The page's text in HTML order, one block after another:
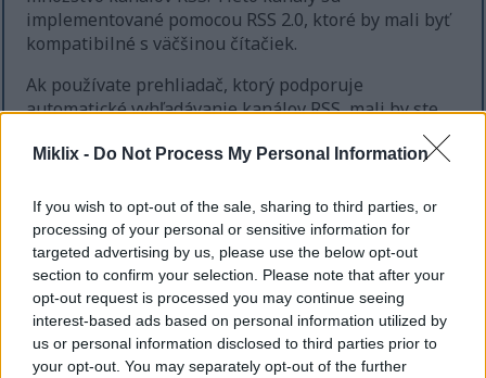
Miklix - Do Not Process My Personal Information
If you wish to opt-out of the sale, sharing to third parties, or
processing of your personal or sensitive information for
targeted advertising by us, please use the below opt-out
section to confirm your selection. Please note that after your
opt-out request is processed you may continue seeing
interest-based ads based on personal information utilized by
us or personal information disclosed to third parties prior to
your opt-out. You may separately opt-out of the further
implementované pomocou RSS 2.0, ktoré by mali byť
kompatibilné s väčšinou čítačiek.
Ak používate prehliadač, ktorý podporuje
automatické vyhľadávanie kanálov RSS, mali by ste
zobrazenú stránku, ale v opačnom prípade nájdete
K dispozícii je kanál pre úvodnú stránku, ktorý
obsahuje všetky príspevky na webovej lokalite, a
samostatné kanály pre každú kategóriu a
podkategóriu. Ak má kategória podkategórie, kanál
pre túto kategóriu bude obsahovať aj príspevky pre
jej podkategórie. Pomocou toho sa môžete sami
rozhodnúť, ako konkrétny chcete mať odber kanálov.